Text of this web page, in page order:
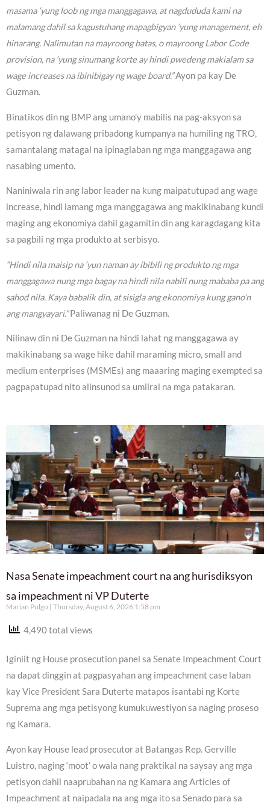
masama ‘yung loob ng mga manggagawa, at nagdududa kami na
malamang dahil sa kagustuhang mapagbigyan ‘yung management, eh
hinarang. Nalimutan na mayroong batas, o mayroong Labor Code
provision, na ‘yung sinumang korte ay hindi pwedeng makialam sa
wage increases na ibinibigay ng wage board.”Ayon pa kay De
Guzman.
Binatikos din ng BMP ang umano’y mabilis na pag-aksyon sa
petisyon ng dalawang pribadong kumpanya na humiling ng TRO,
samantalang matagal na ipinaglaban ng mga manggagawa ang
nasabing umento.
Naniniwala rin ang labor leader na kung maipatutupad ang wage
increase, hindi lamang mga manggagawa ang makikinabang kundi
maging ang ekonomiya dahil gagamitin din ang karagdagang kita
sa pagbili ng mga produkto at serbisyo.
“Hindi nila maisip na ‘yun naman ay ibibili ng produkto ng mga
manggagawa nung mga bagay na hindi nila nabili nung mababa pa ang
sahod nila. Kaya babalik din, at sisigla ang ekonomiya kung gano’n
ang mangyayari.”Paliwanag ni De Guzman.
Nilinaw din ni De Guzman na hindi lahat ng manggagawa ay
makikinabang sa wage hike dahil maraming micro, small and
medium enterprises (MSMEs) ang maaaring maging exempted sa
pagpapatupad nito alinsunod sa umiiral na mga patakaran.
Nasa Senate impeachment court na ang hurisdiksyon
sa impeachment ni VP Duterte
Marian Pulgo Thursday, August 6, 2026 1:58 pm
4,490 total views
Iginiit ng House prosecution panel sa Senate Impeachment Court
na dapat dinggin at pagpasyahan ang impeachment case laban
kay Vice President Sara Duterte matapos isantabi ng Korte
Suprema ang mga petisyong kumukuwestiyon sa naging proseso
ng Kamara.
Ayon kay House lead prosecutor at Batangas Rep. Gerville
Luistro, naging ‘moot’ o wala nang praktikal na saysay ang mga
petisyon dahil naaprubahan na ng Kamara ang Articles of
Impeachment at naipadala na ang mga ito sa Senado para sa